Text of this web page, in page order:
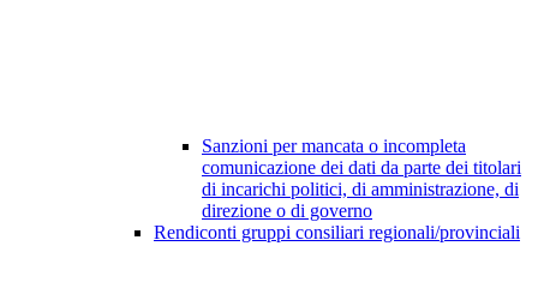
Sanzioni per mancata o incompleta
comunicazione dei dati da parte dei titolari
di incarichi politici, di amministrazione, di
direzione o di governo
Rendiconti gruppi consiliari regionali/provinciali